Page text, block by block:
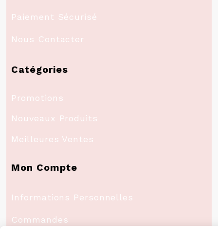
Paiement Sécurisé
Nous Contacter
Catégories
Promotions
Nouveaux Produits
Meilleures Ventes
Mon Compte
Informations Personnelles
Commandes